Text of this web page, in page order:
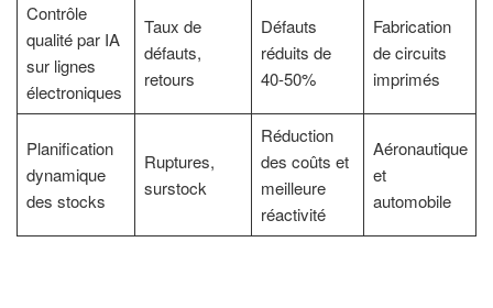
Contrôle
qualité par IA
sur lignes
électroniques
Taux de
défauts,
retours
Défauts
réduits de
40-50%
Fabrication
de circuits
imprimés
Planification
dynamique
des stocks
Ruptures,
surstock
Réduction
des coûts et
meilleure
réactivité
Aéronautique
et
automobile